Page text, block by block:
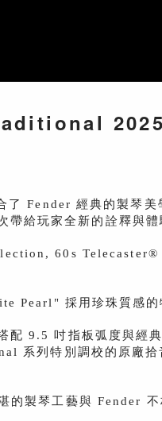
Fender 經典的製琴美
帶給玩家全新的詮釋與體
60s Telecaster®
採用珍珠質感的
配 9.5 吋指板弧度與
系列特別調校的原廠拾
的製琴工藝與 Fender